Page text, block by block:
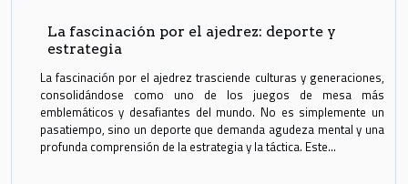
La fascinación por el ajedrez: deporte y
estrategia
La fascinación por el ajedrez trasciende culturas y generaciones,
consolidándose como uno de los juegos de mesa más
emblemáticos y desafiantes del mundo. No es simplemente un
pasatiempo, sino un deporte que demanda agudeza mental y una
profunda comprensión de la estrategia y la táctica. Este...